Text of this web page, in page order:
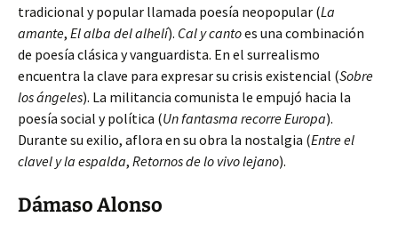
tradicional y popular llamada poesía neopopular (La
amante, El alba del alhelí). Cal y cantoes una combinación
de poesía clásica y vanguardista. En el surrealismo
encuentra la clave para expresar su crisis existencial (Sobre
los ángeles). La militancia comunista le empujó hacia la
poesía social y política (Un fantasma recorre Europa).
Durante su exilio, aflora en su obra la nostalgia (Entre el
clavel y la espalda, Retornos de lo vivo lejano).
Dámaso Alonso